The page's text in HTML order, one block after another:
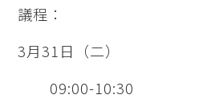
議程：
3月31日（二）
09:00-10:30